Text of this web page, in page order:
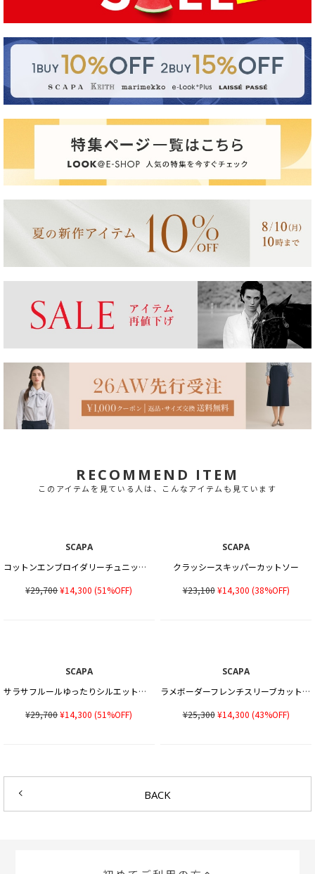
RECOMMEND ITEM
このアイテムを見ている人は、こんなアイテムも見ています
SCAPA
コットンエンブロイダリーチュニックカットソー
¥29,700¥14,300 (51%OFF)
SCAPA
クラッシースキッパーカットソー
¥23,100¥14,300 (38%OFF)
SCAPA
サラサフルールゆったりシルエットカットソー
¥29,700¥14,300 (51%OFF)
SCAPA
ラメボーダーフレンチスリーブカットソー
¥25,300¥14,300 (43%OFF)
BACK